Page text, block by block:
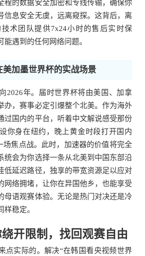
程的数据安全加密和专线传输，确保你
信息安全无虞，远离窥探。这背后，离
术团队提供7x24小时的售后实时保
能遇到的任何网络问题。
美加墨世界杯的实战场景
2026年。届时世界杯将由美国、加拿
办，赛事必定引爆整个北美。作为海外
过国内的平台，听着中文解说感受那份
你身在纽约，晚上黄金时段打开国内
场焦点战。此时，加速器的价值将完全
统会为你选择一条从北美到中国东部沿
低延迟路径，独享的带宽资源足以应对
网络拥堵，让你在异国他乡，也能享受
母语观赛体验。无论是热门对决还是冷
样稳定。
开限制，找回观赛自由
点实际的。解决“在韩国看央视频世界